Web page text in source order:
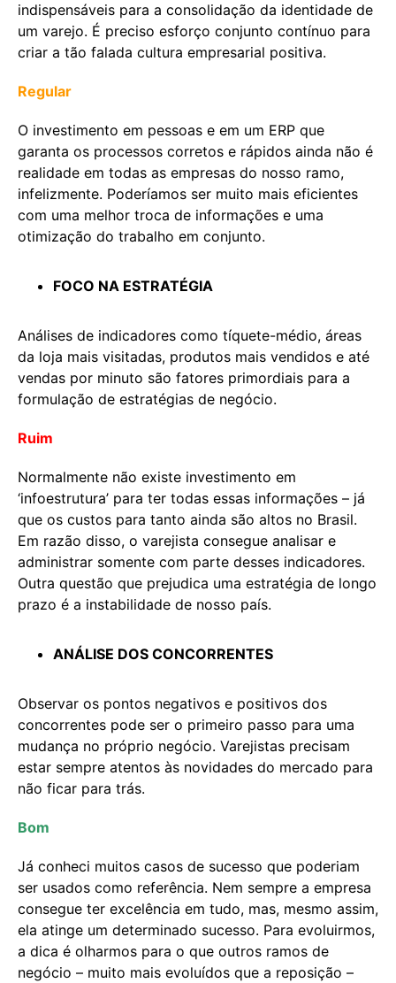
indispensáveis para a consolidação da identidade de
um varejo. É preciso esforço conjunto contínuo para
criar a tão falada cultura empresarial positiva.
Regular
O investimento em pessoas e em um ERP que
garanta os processos corretos e rápidos ainda não é
realidade em todas as empresas do nosso ramo,
infelizmente. Poderíamos ser muito mais eficientes
com uma melhor troca de informações e uma
otimização do trabalho em conjunto.
FOCO NA ESTRATÉGIA
Análises de indicadores como tíquete-médio, áreas
da loja mais visitadas, produtos mais vendidos e até
vendas por minuto são fatores primordiais para a
formulação de estratégias de negócio.
Ruim
Normalmente não existe investimento em
‘infoestrutura’ para ter todas essas informações – já
que os custos para tanto ainda são altos no Brasil.
Em razão disso, o varejista consegue analisar e
administrar somente com parte desses indicadores.
Outra questão que prejudica uma estratégia de longo
prazo é a instabilidade de nosso país.
ANÁLISE DOS CONCORRENTES
Observar os pontos negativos e positivos dos
concorrentes pode ser o primeiro passo para uma
mudança no próprio negócio. Varejistas precisam
estar sempre atentos às novidades do mercado para
não ficar para trás.
Bom
Já conheci muitos casos de sucesso que poderiam
ser usados como referência. Nem sempre a empresa
consegue ter excelência em tudo, mas, mesmo assim,
ela atinge um determinado sucesso. Para evoluirmos,
a dica é olharmos para o que outros ramos de
negócio – muito mais evoluídos que a reposição –